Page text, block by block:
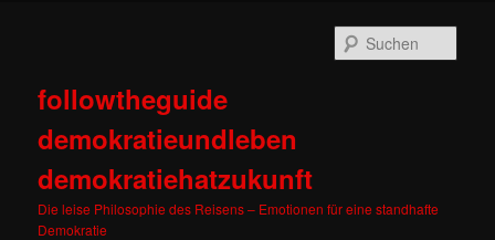
followtheguide
demokratieundleben
demokratiehatzukunft
Die leise Philosophie des Reisens – Emotionen für eine standhafte
Demokratie